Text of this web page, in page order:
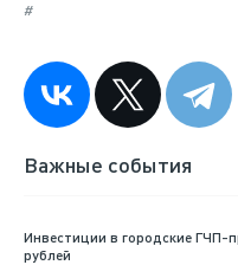
#
Важные события
Инвестиции в городские
рублей